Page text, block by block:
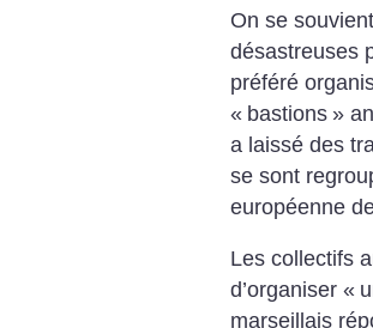
On se
désastreuses
préféré
« bastions »
a laissé des
se sont
européenne
Les collectifs
d’organiser «
marseillais